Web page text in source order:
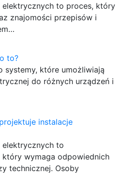
elektrycznych to proces, który
znajomości przepisów i
to?
systemy, które umożliwiają
do różnych urządzeń i
instalacje
elektrycznych to
wymaga odpowiednich
technicznej. Osoby